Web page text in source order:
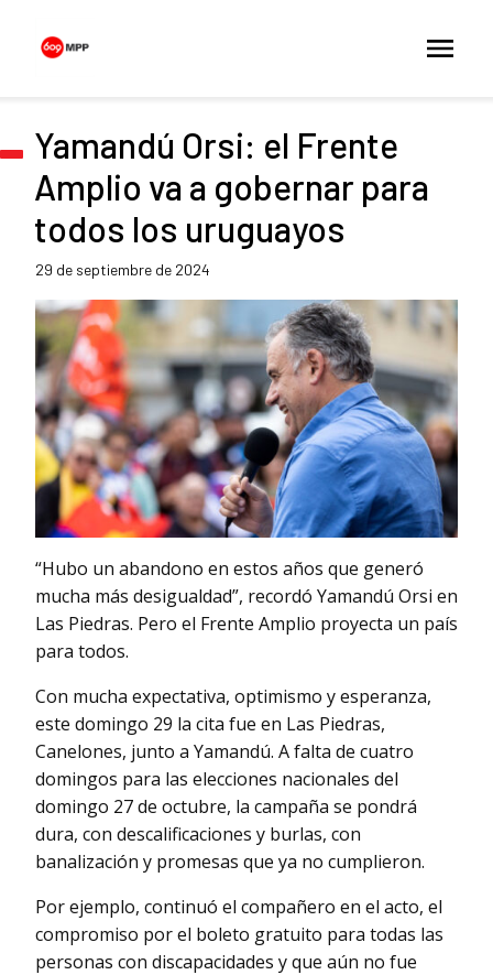
Yamandú Orsi: el Frente
Amplio va a gobernar para
todos los uruguayos
29 de septiembre de 2024
“Hubo un abandono en estos años que generó
mucha más desigualdad”, recordó Yamandú Orsi en
Las Piedras. Pero el Frente Amplio proyecta un país
para todos.
Con mucha expectativa, optimismo y esperanza,
este domingo 29 la cita fue en Las Piedras,
Canelones, junto a Yamandú. A falta de cuatro
domingos para las elecciones nacionales del
domingo 27 de octubre, la campaña se pondrá
dura, con descalificaciones y burlas, con
banalización y promesas que ya no cumplieron.
Por ejemplo, continuó el compañero en el acto, el
compromiso por el boleto gratuito para todas las
personas con discapacidades y que aún no fue